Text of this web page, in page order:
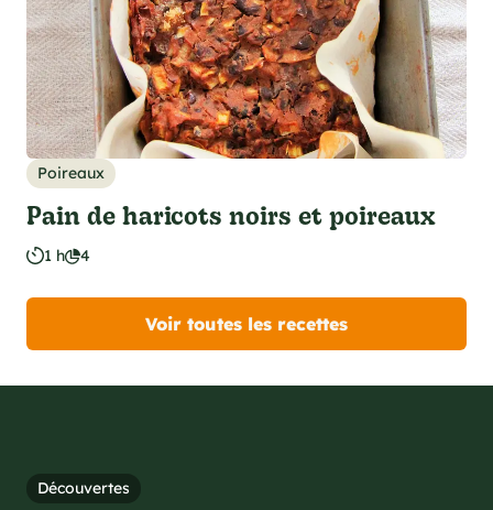
Poireaux
Pain de haricots noirs et poireaux
1 h 4
Voir toutes les recettes
Découvertes